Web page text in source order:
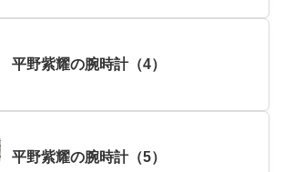
平野紫耀の腕時計（4）
平野紫耀の腕時計（5）